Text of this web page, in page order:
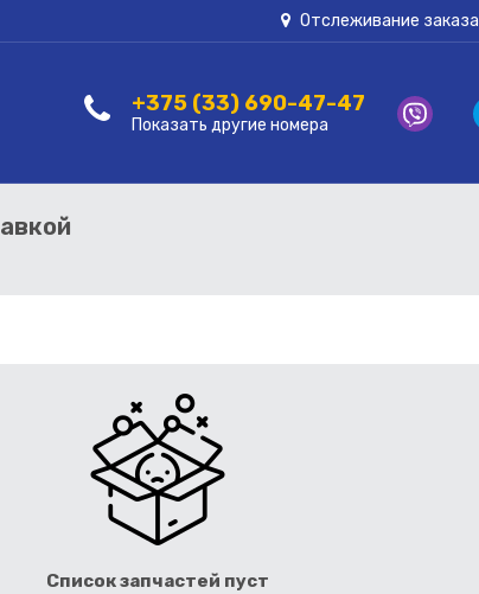
Отслеживание заказа
+375 (33) 690-47-47
Показать другие номера
Список запчастей пуст